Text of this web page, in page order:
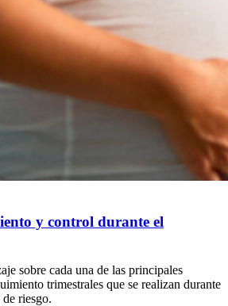
y control durante el
sobre cada una de las principales
trimestrales que se realizan durante
riesgo.